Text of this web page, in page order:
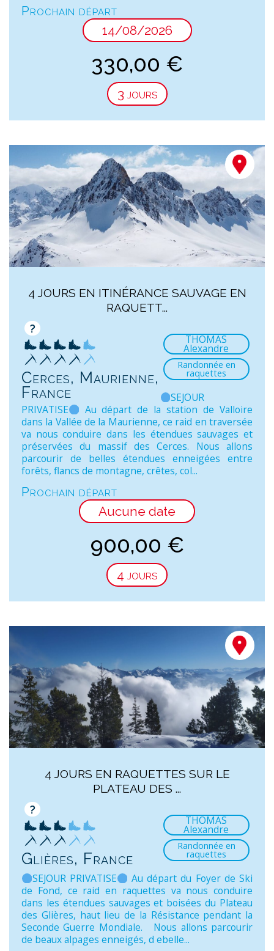
Prochain départ
14/08/2026
330,00 €
3 jours
4 JOURS EN ITINÉRANCE SAUVAGE EN
RAQUETT...
?
Cerces, Maurienne,
France
THOMAS
Alexandre
Randonnée en
raquettes
SEJOUR
PRIVATISE
Au départ de la station de Valloire
dans la Vallée de la Maurienne, ce raid en traversée
va nous conduire dans les étendues sauvages et
préservées du massif des Cerces. Nous allons
parcourir de belles étendues enneigées entre
forêts, flancs de montagne, crêtes, col...
Prochain départ
Aucune date
900,00 €
4 jours
4 JOURS EN RAQUETTES SUR LE
PLATEAU DES ...
?
Glières, France
THOMAS
Alexandre
Randonnée en
raquettes
SEJOUR PRIVATISE
Au départ du Foyer de Ski
de Fond, ce raid en raquettes va nous conduire
dans les étendues sauvages et boisées du Plateau
des Glières, haut lieu de la Résistance pendant la
Seconde Guerre Mondiale. Nous allons parcourir
de beaux alpages enneigés, d ebelle...